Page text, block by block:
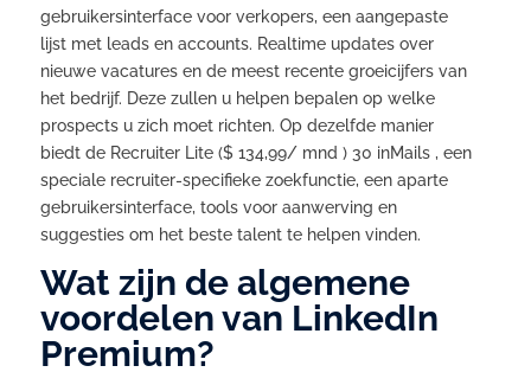
gebruikersinterface voor verkopers, een aangepaste
lijst met leads en accounts. Realtime updates over
nieuwe vacatures en de meest recente groeicijfers van
het bedrijf. Deze zullen u helpen bepalen op welke
prospects u zich moet richten. Op dezelfde manier
biedt de Recruiter Lite ($ 134,99/ mnd ) 30 inMails , een
speciale recruiter-specifieke zoekfunctie, een aparte
gebruikersinterface, tools voor aanwerving en
suggesties om het beste talent te helpen vinden.
Wat zijn de algemene
voordelen van LinkedIn
Premium?